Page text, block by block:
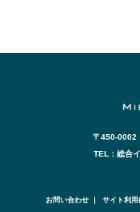
〒450-0002
TEL：総合
お問い合わせ サイト利用